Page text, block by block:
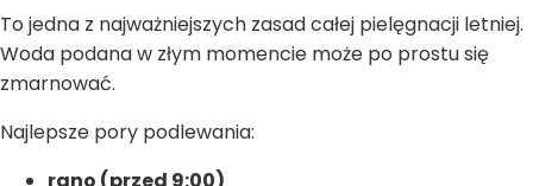
To jedna z najważniejszych zasad całej pielęgnacji letniej.
Woda podana w złym momencie może po prostu się
zmarnować.
Najlepsze pory podlewania:
rano (przed 9:00)